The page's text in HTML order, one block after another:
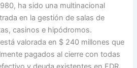
ha sido una multinacional
en la gestión de salas de
casinos e hipódromos.
valorada en $ 240 millones que
pagados al cierre con todas